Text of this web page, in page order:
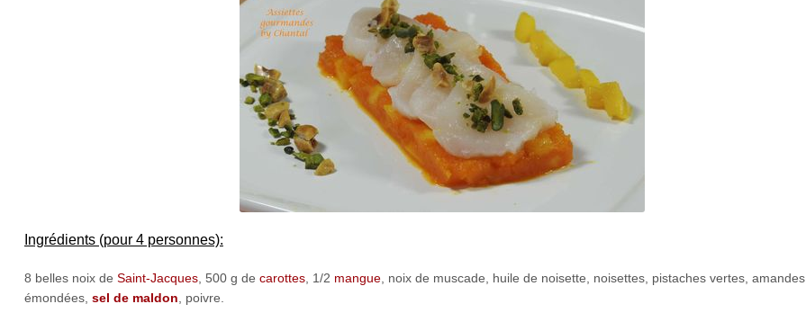
Ingrédients (pour 4 personnes):
8 belles noix de Saint-Jacques, 500 g de carottes, 1/2 mangue, noix de muscade, huile de noisette, noisettes, pistaches vertes, amandes
émondées, sel de maldon, poivre.